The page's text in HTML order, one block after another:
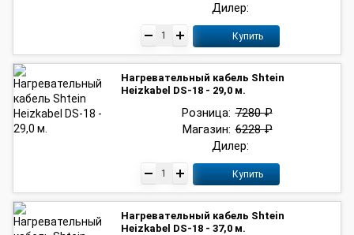
Дилер:
Купить
Нагревательный кабель Shtein
Heizkabel DS-18 - 29,0 м.
Дилер:
Розница: 7280 ₽
Магазин: 6228 ₽
Купить
Нагревательный кабель Shtein
Heizkabel DS-18 - 37,0 м.